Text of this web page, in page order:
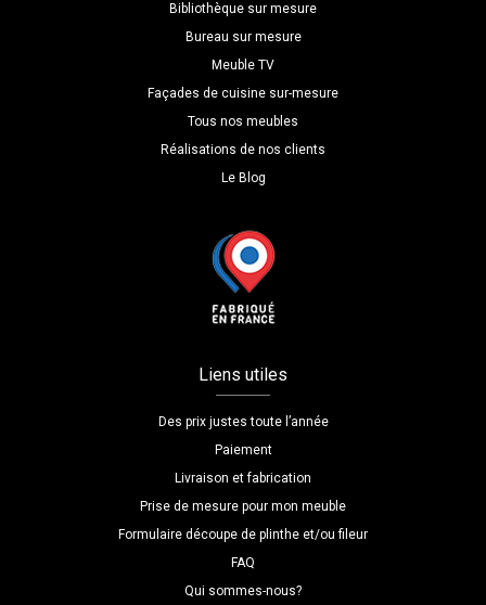
Bibliothèque sur mesure
Bureau sur mesure
Meuble TV
Façades de cuisine sur-mesure
Tous nos meubles
Réalisations de nos clients
Le Blog
Liens utiles
Des prix justes toute l’année
Paiement
Livraison et fabrication
Prise de mesure pour mon meuble
Formulaire découpe de plinthe et/ou fileur
FAQ
Qui sommes-nous?